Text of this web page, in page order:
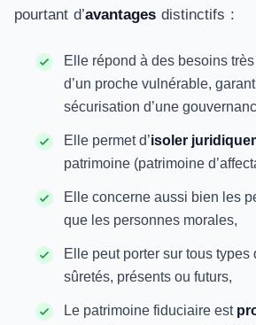
pourtant d’avantagesdistinctifs :
Elle répond à des besoins
d’un proche vulnérable,
sécurisation d’une
Elle permet d’isoler
patrimoine (patrimoine
Elle concerne aussi bien les
que les personnes morales,
Elle peut porter sur tous types
sûretés, présents ou futurs,
Le patrimoine fiduciaire est